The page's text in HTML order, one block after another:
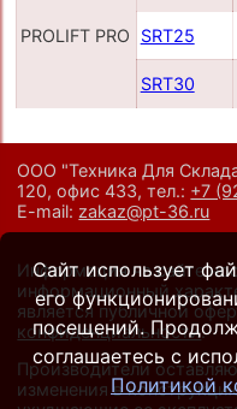
PROLIFT PRO SRT25
SRT30
ООО "Техника Для
120, офис 433,тел.: +7
E-mail: zakaz@pt-36.ru
Информация на сайте
информационный
является публичной
конфиденциальности.
Производители
изменения в
Сайт использует
его
посещений.
соглашаетесь с
Политикой